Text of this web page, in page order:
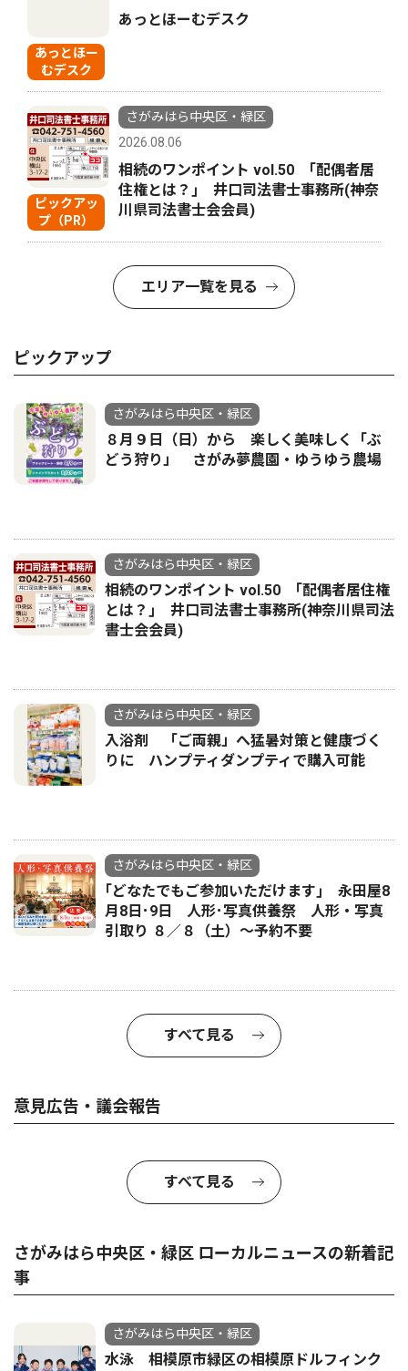
あっとほー
むデスク
あっとほーむデスク
ピックアッ
プ（PR）
さがみはら中央区・緑区
2026.08.06
相続のワンポイント vol.50 ｢配偶者居
住権とは？｣ 井口司法書士事務所(神奈
川県司法書士会会員)
エリア一覧を見る
ピックアップ
さがみはら中央区・緑区
８月９日（日）から 楽しく美味しく「ぶ
どう狩り」 さがみ夢農園・ゆうゆう農場
さがみはら中央区・緑区
相続のワンポイント vol.50 ｢配偶者居住権
とは？｣ 井口司法書士事務所(神奈川県司法
書士会会員)
さがみはら中央区・緑区
入浴剤 「ご両親」へ猛暑対策と健康づく
りに ハンプティダンプティで購入可能
さがみはら中央区・緑区
｢どなたでもご参加いただけます｣ 永田屋8
月8日･9日 人形･写真供養祭 人形・写真
引取り ８／８（土）〜予約不要
すべて見る
意見広告・議会報告
すべて見る
さがみはら中央区・緑区 ローカルニュースの新着記
事
さがみはら中央区・緑区
水泳 相模原市緑区の相模原ドルフィンク